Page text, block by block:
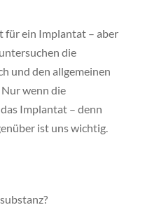
für ein Implantat – aber
die
und den allgemeinen
wenn die
Implantat – denn
ist uns wichtig.